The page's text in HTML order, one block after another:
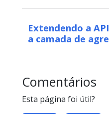
Extendendo a
a camada de
Comentários
Esta página foi útil?